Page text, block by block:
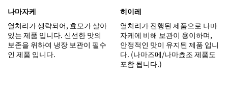
나마자케
열처리가 생략되어, 효모가 살아
있는 제품 입니다. 신선한 맛의
보존을 위하여 냉장 보관이 필수
인 제품 입니다.
히이레
열처리가 진행된 제품으로 나마
자케에 비해 보관이 용이하며,
안정적인 맛이 유지된 제품 입니
다. (나마즈메/나마쵸조 제품도
포함 됩니다.)